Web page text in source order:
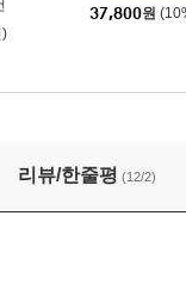
)
37,800원
리뷰/한줄평 (12/2)